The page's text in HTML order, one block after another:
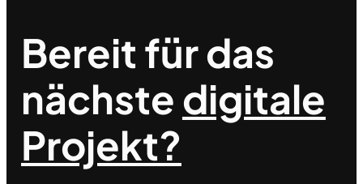
Bereit für das
nächstedigitale
Projekt?